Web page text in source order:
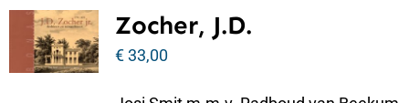
Zocher, J.D.
€33,00